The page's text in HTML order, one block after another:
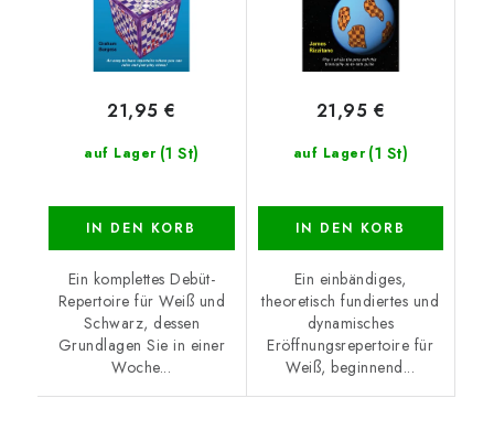
auf Lager (1 St)
21,95 €
IN DEN KORB
Ein komplettes Debüt-
Repertoire für Weiß und
Schwarz, dessen
Grundlagen Sie in einer
Woche...
auf Lager (1 St)
21,95 €
IN DEN KORB
Ein einbändiges,
theoretisch fundiertes und
dynamisches
Eröffnungsrepertoire für
Weiß, beginnend...